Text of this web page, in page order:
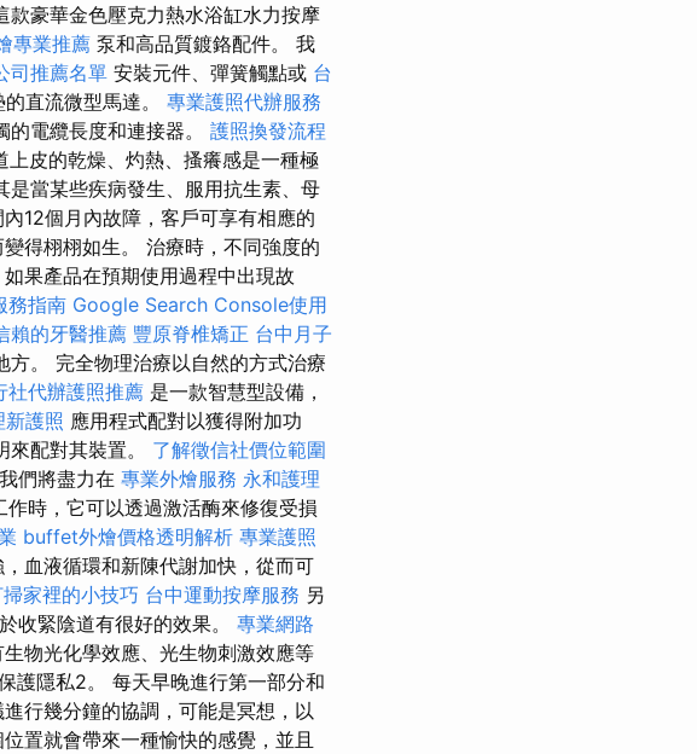
款豪華金色壓克力熱水浴缸水力按摩
專業推薦 泵和高品質鍍鉻配件。 我
司推薦名單 安裝元件、彈簧觸點或 台
直流微型馬達。 專業護照代辦服務
電纜長度和連接器。 護照換發流程
上皮的乾燥、灼熱、搔癢感是一種極
是當某些疾病發生、服用抗生素、母
12個月內故障，客戶可享有相應的
得栩栩如生。 治療時，不同強度的
果產品在預期使用過程中出現故
務指南 Google Search Console使用
賴的牙醫推薦 豐原脊椎矯正 台中月子
。 完全物理治療以自然的方式治療
社代辦護照推薦 是一款智慧型設備，
新護照 應用程式配對以獲得附加功
來配對其裝置。 了解徵信社價位範圍
們將盡力在 專業外燴服務 永和護理
時，它可以透過激活酶來修復受損
buffet外燴價格透明解析 專業護照
血液循環和新陳代謝加快，從而可
家裡的小技巧 台中運動按摩服務 另
收緊陰道有很好的效果。 專業網路
物光化學效應、光生物刺激效應等
護隱私2。 每天早晚進行第一部分和
行幾分鐘的協調，可能是冥想，以
置就會帶來一種愉快的感覺，並且